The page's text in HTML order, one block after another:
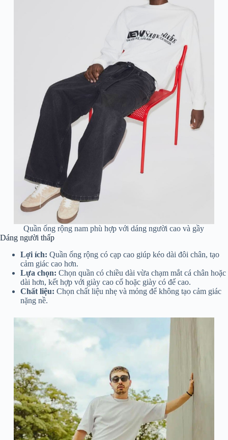
Quần ống rộng nam phù hợp với dáng người cao và gầy
Dáng người thấp
Lợi ích: Quần ống rộng có cạp cao giúp kéo dài đôi chân, tạo
cảm giác cao hơn.
Lựa chọn: Chọn quần có chiều dài vừa chạm mắt cá chân hoặc
dài hơn, kết hợp với giày cao cổ hoặc giày có đế cao.
Chất liệu: Chọn chất liệu nhẹ và mỏng để không tạo cảm giác
nặng nề.